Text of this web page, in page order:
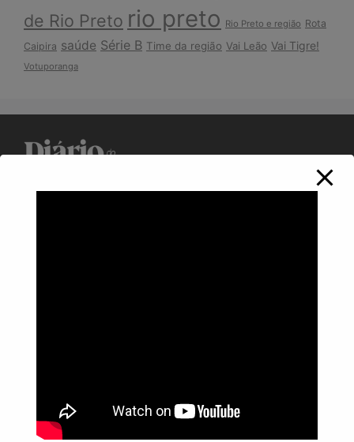
de Rio Preto rio preto Rio Preto e região Rota
Caipira saúde Série B Time da região Vai Leão Vai Tigre!
Votuporanga
WhatsApp: (17) 99268-0565